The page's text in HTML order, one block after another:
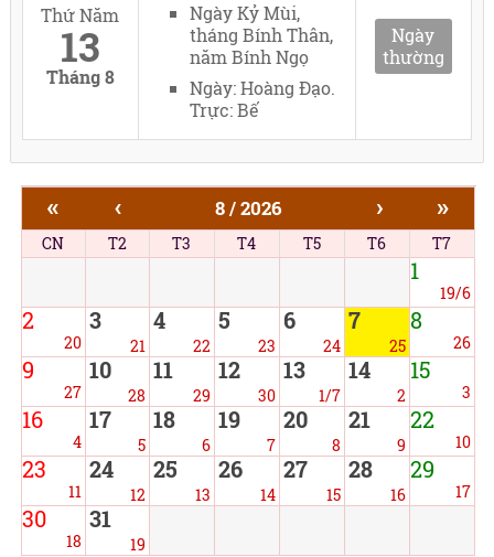
Thứ Năm
13
Tháng 8
Ngày Kỷ Mùi,
tháng Bính Thân,
năm Bính Ngọ
Ngày: Hoàng Đạo.
Trực: Bế
Ngày
thường
« ‹ 8 / 2026 › »
CN T2 T3 T4 T5 T6 T7
1
19/6
2
20
3
21
4
22
5
23
6
24
7
25
8
26
9
27
10
28
11
29
12
30
13
1/7
14
2
15
3
16
4
17
5
18
6
19
7
20
8
21
9
22
10
23
11
24
12
25
13
26
14
27
15
28
16
29
17
30
18
31
19